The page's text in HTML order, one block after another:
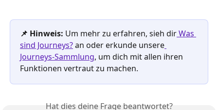
📌 Hinweis: Um mehr zu erfahren, sieh dir Was
sind Journeys? an oder erkunde unsere
Journeys-Sammlung, um dich mit allen ihren
Funktionen vertraut zu machen.
Hat dies deine Frage beantwortet?